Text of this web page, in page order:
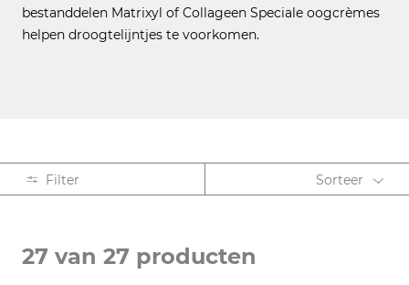
bestanddelen Matrixyl of Collageen Speciale oogcrèmes
helpen droogtelijntjes te voorkomen.
Sorteer
Filter
Gezichtsverzorging (22)
27 van 27 producten